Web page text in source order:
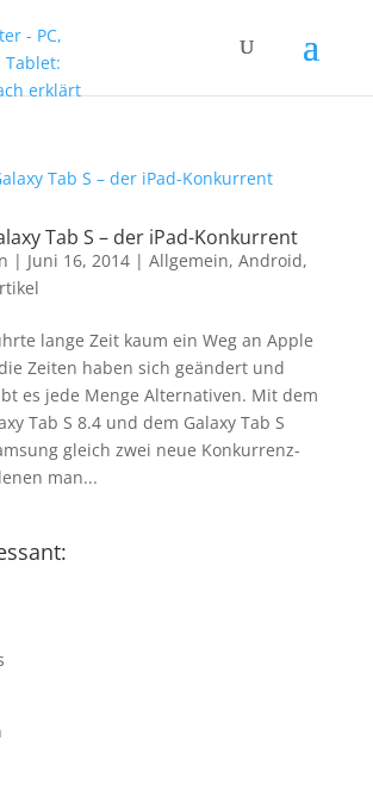
Tab S – der iPad-Konkurrent
| Juni 16, 2014| Allgemein, Android,
lange Zeit kaum ein Weg an Apple
Zeiten haben sich geändert und
es jede Menge Alternativen. Mit dem
Tab S 8.4 und dem Galaxy Tab S
gleich zwei neue Konkurrenz-
man...